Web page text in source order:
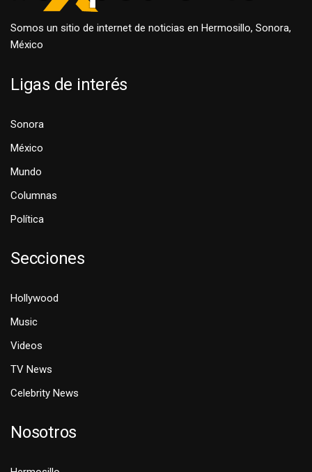
Somos un sitio de internet de noticias en Hermosillo, Sonora,
México
Ligas de interés
Sonora
México
Mundo
Columnas
Política
Secciones
Hollywood
Music
Videos
TV News
Celebrity News
Nosotros